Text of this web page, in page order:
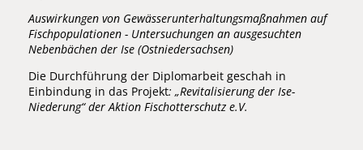
Auswirkungen von Gewässerunterhaltungsmaßnahmen auf
Fischpopulationen - Untersuchungen an ausgesuchten
Nebenbächen der Ise (Ostniedersachsen)
Die Durchführung der Diplomarbeit geschah in
Einbindung in das Projekt: „Revitalisierung der Ise-
Niederung“ der Aktion Fischotterschutz e.V.